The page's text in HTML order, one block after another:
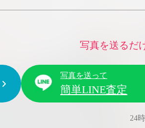
写真を送るだ
写真を送って
簡単LINE査定
24